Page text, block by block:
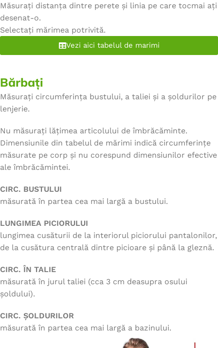
Măsurați distanța dintre perete și linia pe care tocmai ați
desenat-o.
Selectați mărimea potrivită.
Vezi aici tabelul de marimi
Bărbați
Măsurați circumferința bustului, a taliei și a șoldurilor pe
lenjerie.
Nu măsurați lățimea articolului de îmbrăcăminte.
Dimensiunile din tabelul de mărimi indică circumferințe
măsurate pe corp și nu corespund dimensiunilor efective
ale îmbrăcămintei.
CIRC. BUSTULUI
măsurată în partea cea mai largă a bustului.
LUNGIMEA PICIORULUI
lungimea cusăturii de la interiorul piciorului pantalonilor,
de la cusătura centrală dintre picioare și până la gleznă.
CIRC. ÎN TALIE
măsurată în jurul taliei (cca 3 cm deasupra osului
șoldului).
CIRC. ȘOLDURILOR
măsurată în partea cea mai largă a bazinului.